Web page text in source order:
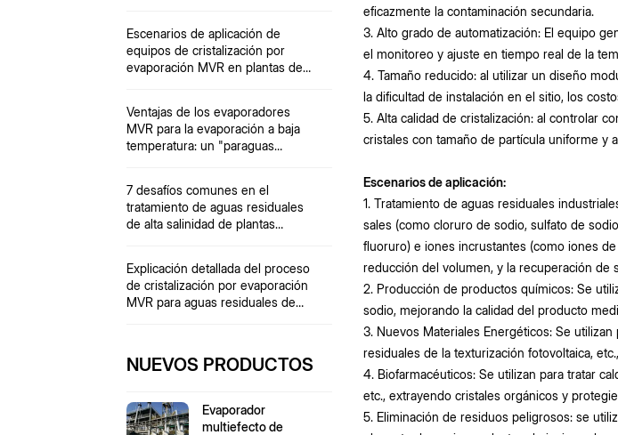
partículas.
Escenarios de aplicación de
equipos de cristalización por
evaporación MVR en plantas de
Ventajas de los evaporadores
MVR para la evaporación a baja
temperatura: un "paraguas
7 desafíos comunes en el
tratamiento de aguas residuales
de alta salinidad de plantas
Explicación detallada del proceso
de cristalización por evaporación
MVR para aguas residuales de
NUEVOS PRODUCTOS
Evaporador
multiefecto de
eficazmente la contaminación secundaria.
3. Alto grado de automatización: El equipo
el monitoreo y ajuste en tiempo real de la
4. Tamaño reducido: al utilizar un diseño
la dificultad de instalación en el sitio, los
5. Alta calidad de cristalización: al controlar
cristales con tamaño de partícula uniforme y
Escenarios de aplicación:
1. Tratamiento de aguas residuales
sales (como cloruro de sodio, sulfato de
fluoruro) e iones incrustantes (como iones
reducción del volumen, y la recuperación de
2. Producción de productos químicos: Se
sodio, mejorando la calidad del producto
3. Nuevos Materiales Energéticos: Se
residuales de la texturización fotovoltaica,
4. Biofarmacéuticos: Se utilizan para tratar
etc., extrayendo cristales orgánicos y
5. Eliminación de residuos peligrosos: se